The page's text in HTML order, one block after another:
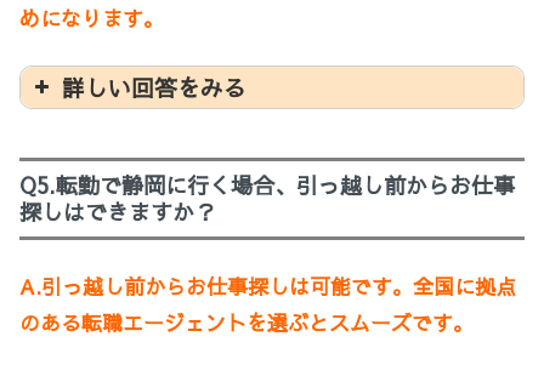
めになります。
詳しい回答をみる
Q5.転勤で静岡に行く場合、引っ越し前からお仕事
探しはできますか？
A.引っ越し前からお仕事探しは可能です。全国に拠点
のある転職エージェントを選ぶとスムーズです。